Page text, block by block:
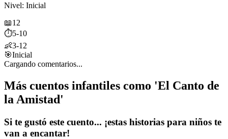
Nivel: Inicial
📖12
⏱️5-10
👶3-12
🎯Inicial
Cargando comentarios...
Más cuentos infantiles como 'El Canto de
la Amistad'
Si te gustó este cuento... ¡estas historias para niños te
van a encantar!